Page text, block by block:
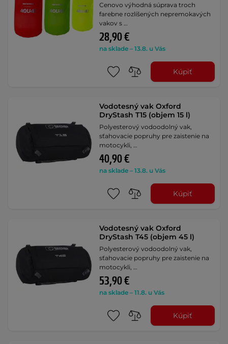
Cenovo výhodná súprava troch
farebne rozlíšených nepremokavých
vakov s …
28,90 €
na sklade – 13.8. u Vás
Kúpiť
Vodotesný vak Oxford
DryStash T15 (objem 15 l)
Polyesterový vodoodolný vak,
sťahovacie popruhy pre zaistenie na
motocykli, …
40,90 €
na sklade – 13.8. u Vás
Kúpiť
Vodotesný vak Oxford
DryStash T45 (objem 45 l)
Polyesterový vodoodolný vak,
sťahovacie popruhy pre zaistenie na
motocykli, …
53,90 €
na sklade – 11.8. u Vás
Kúpiť